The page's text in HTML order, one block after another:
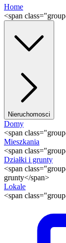
Home
<span
Nieruchomosci
Domy
<span
Mieszkania
<span
Działki i grunty
<span
grunty</span>
Lokale
<span